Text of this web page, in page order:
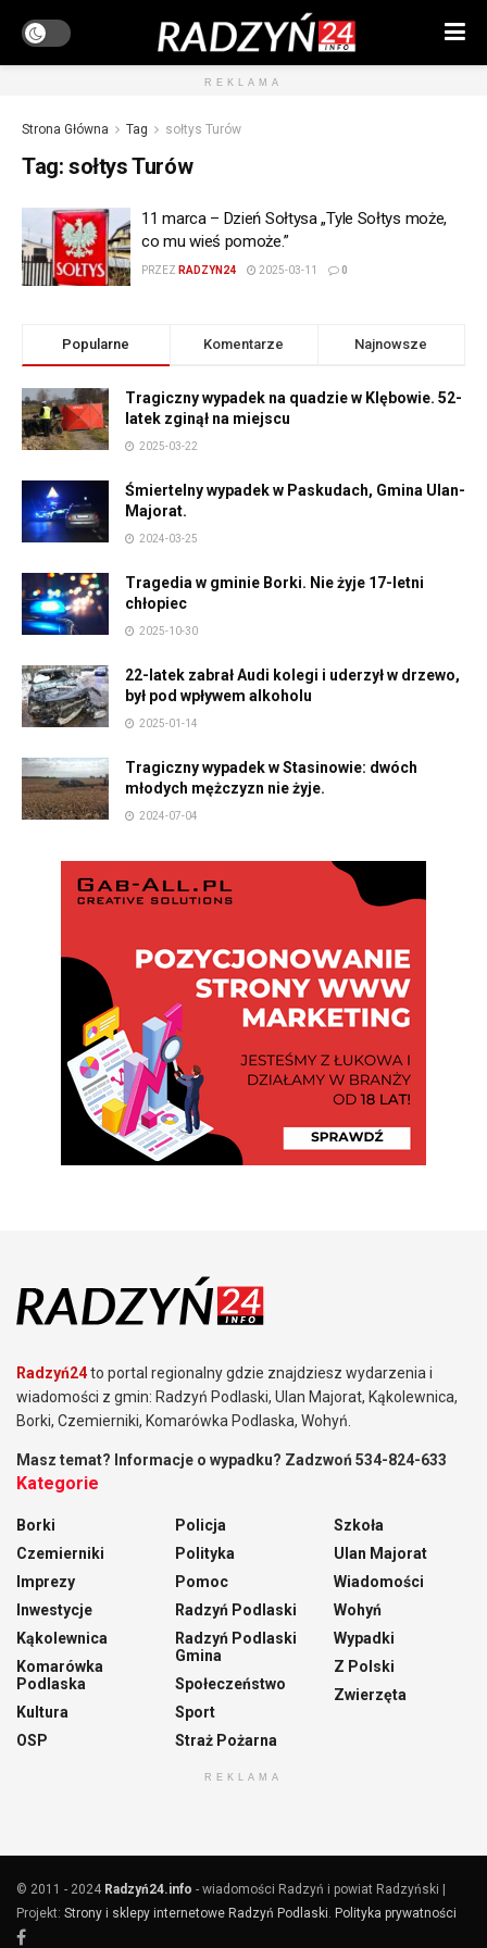
REKLAMA
Strona Główna Tag sołtys Turów
Tag: sołtys Turów
11 marca – Dzień Sołtysa „Tyle Sołtys może,
co mu wieś pomoże.”
PRZEZ RADZYN24 2025-03-11 0
Popularne Komentarze Najnowsze
Tragiczny wypadek na quadzie w Klębowie. 52-
latek zginął na miejscu
2025-03-22
Śmiertelny wypadek w Paskudach, Gmina Ulan-
Majorat.
2024-03-25
Tragedia w gminie Borki. Nie żyje 17-letni
chłopiec
2025-10-30
22-latek zabrał Audi kolegi i uderzył w drzewo,
był pod wpływem alkoholu
2025-01-14
Tragiczny wypadek w Stasinowie: dwóch
młodych mężczyzn nie żyje.
2024-07-04
Radzyń24to portal regionalny gdzie znajdziesz wydarzenia i
wiadomości z gmin: Radzyń Podlaski, Ulan Majorat, Kąkolewnica,
Borki, Czemierniki, Komarówka Podlaska, Wohyń.
Masz temat? Informacje o wypadku? Zadzwoń 534-824-633
Kategorie
Borki
Czemierniki
Imprezy
Inwestycje
Kąkolewnica
Komarówka
Podlaska
Kultura
OSP
Policja
Polityka
Pomoc
Radzyń Podlaski
Radzyń Podlaski
Gmina
Społeczeństwo
Sport
Straż Pożarna
Szkoła
Ulan Majorat
Wiadomości
Wohyń
Wypadki
Z Polski
Zwierzęta
REKLAMA
© 2011 - 2024 Radzyń24.info - wiadomości Radzyń i powiat Radzyński |
Projekt: Strony i sklepy internetowe Radzyń Podlaski Polityka prywatności